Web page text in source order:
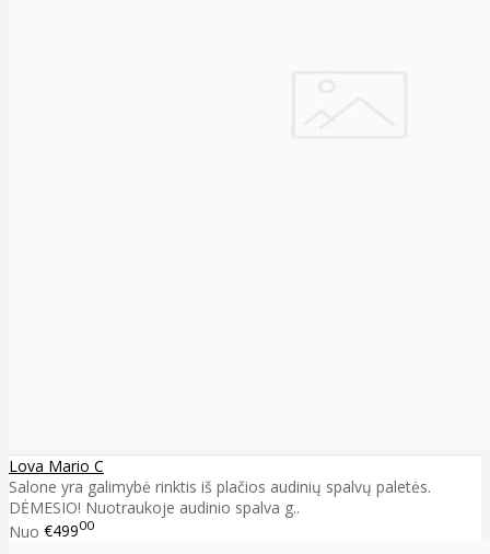
Lova Mario C
Salone yra galimybė rinktis iš plačios audinių spalvų paletės.
DĖMESIO! Nuotraukoje audinio spalva g..
Nuo €49900